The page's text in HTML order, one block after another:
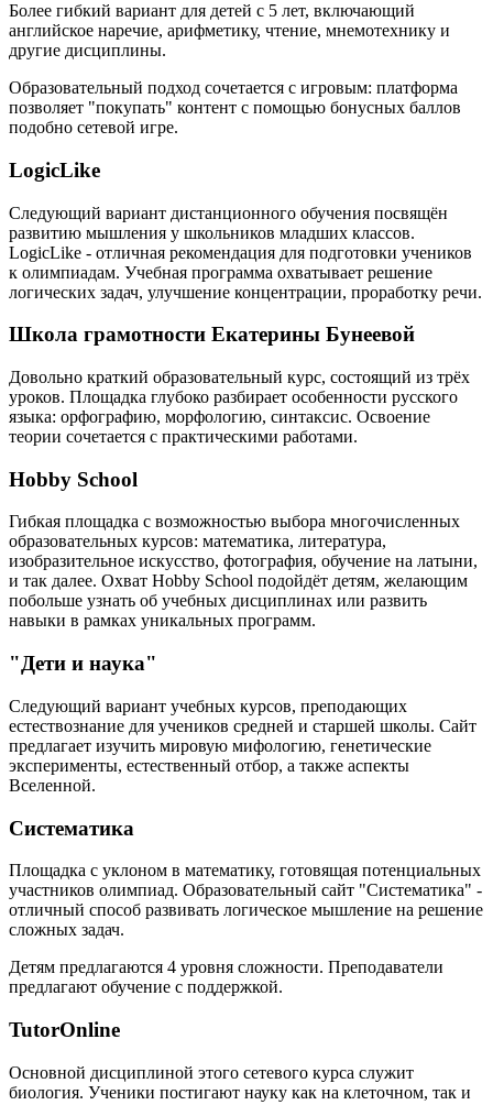
Более гибкий вариант для детей с 5 лет, включающий
английское наречие, арифметику, чтение, мнемотехнику и
другие дисциплины.
Образовательный подход сочетается с игровым: платформа
позволяет "покупать" контент с помощью бонусных баллов
подобно сетевой игре.
LogicLike
Следующий вариант дистанционного обучения посвящён
развитию мышления у школьников младших классов.
LogicLike - отличная рекомендация для подготовки учеников
к олимпиадам. Учебная программа охватывает решение
логических задач, улучшение концентрации, проработку речи.
Школа грамотности Екатерины Бунеевой
Довольно краткий образовательный курс, состоящий из трёх
уроков. Площадка глубоко разбирает особенности русского
языка: орфографию, морфологию, синтаксис. Освоение
теории сочетается с практическими работами.
Hobby School
Гибкая площадка с возможностью выбора многочисленных
образовательных курсов: математика, литература,
изобразительное искусство, фотография, обучение на латыни,
и так далее. Охват Hobby School подойдёт детям, желающим
побольше узнать об учебных дисциплинах или развить
навыки в рамках уникальных программ.
"Дети и наука"
Следующий вариант учебных курсов, преподающих
естествознание для учеников средней и старшей школы. Сайт
предлагает изучить мировую мифологию, генетические
эксперименты, естественный отбор, а также аспекты
Вселенной.
Систематика
Площадка с уклоном в математику, готовящая потенциальных
участников олимпиад. Образовательный сайт "Систематика" -
отличный способ развивать логическое мышление на решение
сложных задач.
Детям предлагаются 4 уровня сложности. Преподаватели
предлагают обучение с поддержкой.
TutorOnline
Основной дисциплиной этого сетевого курса служит
биология. Ученики постигают науку как на клеточном, так и